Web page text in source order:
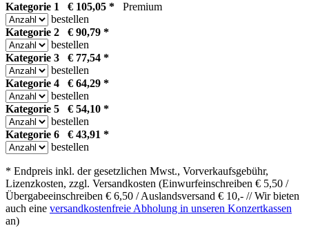
Kategorie 1 € 105,05 * Premium
bestellen
Kategorie 2 € 90,79 *
bestellen
Kategorie 3 € 77,54 *
bestellen
Kategorie 4 € 64,29 *
bestellen
Kategorie 5 € 54,10 *
bestellen
Kategorie 6 € 43,91 *
bestellen
* Endpreis inkl. der gesetzlichen Mwst., Vorverkaufsgebühr,
Lizenzkosten, zzgl. Versandkosten (Einwurfeinschreiben € 5,50 /
Übergabeeinschreiben € 6,50 / Auslandsversand € 10,- // Wir bieten
auch eine versandkostenfreie Abholung in unseren Konzertkassen
an)